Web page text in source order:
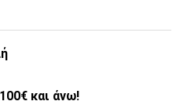
και άνω!